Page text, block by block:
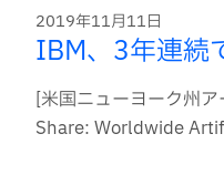
2019年11月11日
IBM、3年連続
[米国ニューヨーク州
Share: Worldwide